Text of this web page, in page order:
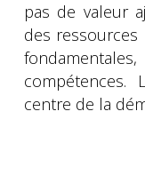
pas de valeur
des ressources
compétences.
centre de la